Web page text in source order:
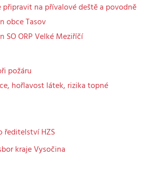
připravit na přívalové deště a povodně
obce Tasov
SO ORP Velké Meziříčí
požáru
hořlavost látek, rizika topné
ředitelství HZS
kraje Vysočina